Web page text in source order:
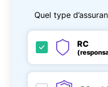
Quel type
RC